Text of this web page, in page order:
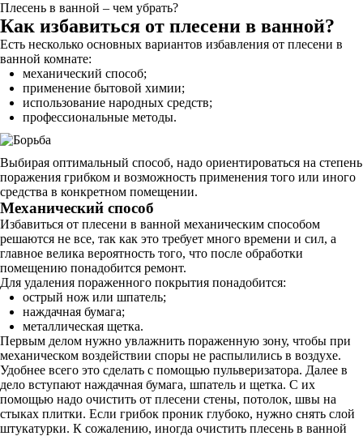
Плесень в ванной – чем убрать?
Как избавиться от плесени в ванной?
Есть несколько основных вариантов избавления от плесени в
ванной комнате:
механический способ;
применение бытовой химии;
использование народных средств;
профессиональные методы.
Выбирая оптимальный способ, надо ориентироваться на степень
поражения грибком и возможность применения того или иного
средства в конкретном помещении.
Механический способ
Избавиться от плесени в ванной механическим способом
решаются не все, так как это требует много времени и сил, а
главное велика вероятность того, что после обработки
помещению понадобится ремонт.
Для удаления пораженного покрытия понадобится:
острый нож или шпатель;
наждачная бумага;
металлическая щетка.
Первым делом нужно увлажнить пораженную зону, чтобы при
механическом воздействии споры не распылились в воздухе.
Удобнее всего это сделать с помощью пульверизатора. Далее в
дело вступают наждачная бумага, шпатель и щетка. С их
помощью надо очистить от плесени стены, потолок, швы на
стыках плитки. Если грибок проник глубоко, нужно снять слой
штукатурки. К сожалению, иногда очистить плесень в ванной